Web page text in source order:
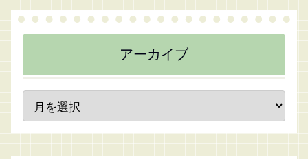
アーカイブ